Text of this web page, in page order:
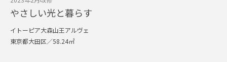
やさしい光と暮らす
イトーピア大森山王アルヴェ
東京都大田区／58.24㎡